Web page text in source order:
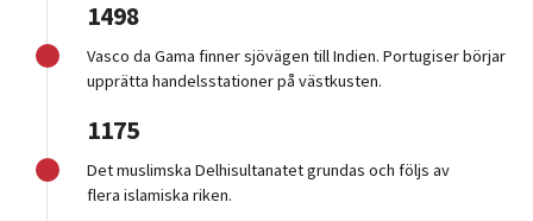
1498
Vasco da Gama finner sjövägen till Indien. Portugiser börjar
upprätta handelsstationer på västkusten.
1175
Det muslimskaDelhisultanatet grundas och följs av
fleraislamiska riken.